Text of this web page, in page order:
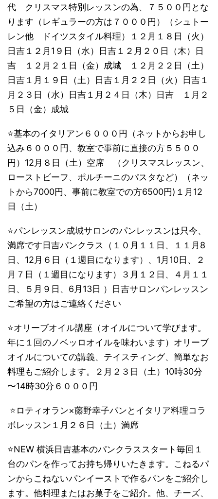
代 クリスマス特別レッスンの為、７５００円とな
ります（レギュラーの方は７０００円）​（シュトー
レン他 ドイツスタイル料理）１２月１８日（火）
日吉１２月1９日（水）日吉１２月２０日（木）日
吉 １２月２１日（金）成城 ​１２月２２日（土）
日吉​​１月１９日（土）日吉１月２２日（火）日吉１
月２３日（水）日吉１月２４日（木）日吉 １月２
５日（金）成城​​​
⭐️基本のイタリアン６０００円（ネットからお申し
込み６０００円、教室で事前に直接の方５５００
円）​12月８日（土）空席 （クリスマスレッスン、
ローストビーフ、ポルチーニのパスタなど）（ネッ
トから7000円、事前に教室での方6500円)１月12
日（土）
​​⭐️パンレッスン成城サロンのパンレッスンは只今、
満席です​日吉パンクラス（１０月１１日、１１月8
日、12月６日（１週目になります）、1月10日、２
月７日（１週目になります）３月１２日、４月１１
日、５月９日、6月13日 ）日吉サロンパンレッスン
ご希望の方はご連絡ください​
⭐️オリーブオイル講座（オイルについて学びます。
年に１回のノベッロオイルを味わいます）オリーブ
オイルについての講義、テイスティング、簡単なお
料理もご紹介します。２月２３日（土）10時30分​
〜14時30分​６０００円
​​⭐️ロティオラン×藤野幸子パンとイタリア料理コラ
ボレッスン​１月２６日（土）満席​​​
⭐️NEW 横浜日吉基本のパンクラススタート毎回１
台のパンを作ってお持ち帰りいたきます。こねるパ
ンからこねないパンイーストで作るパンをご紹介し
ます。他料理またはお菓子をご紹介。他、チーズ、